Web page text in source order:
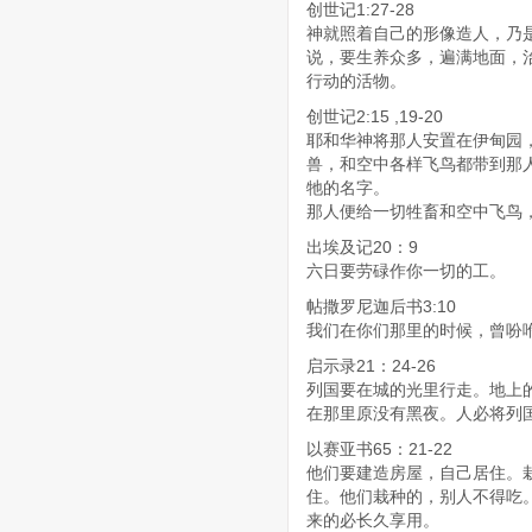
创世记1:27-28
神就照着自己的形像造人，乃
说，要生养众多，遍满地面，
行动的活物。
创世记2:15 ,19-20
耶和华神将那人安置在伊甸
兽，和空中各样飞鸟都带到那
牠的名字。
那人便给一切牲畜和空中飞鸟
出埃及记20：9
六日要劳碌作你一切的工。
帖撒罗尼迦后书3:10
我们在你们那里的时候，曾吩
启示录21：24-26
列国要在城的光里行走。地上
在那里原没有黑夜。人必将列
以赛亚书65：21-22
他们要建造房屋，自己居住。
住。他们栽种的，别人不得吃
来的必长久享用。